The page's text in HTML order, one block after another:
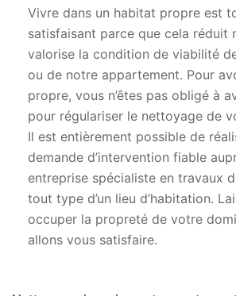
Vivre dans un habitat propre est
satisfaisant parce que cela réduit
valorise la condition de viabilité
ou de notre appartement. Pour
propre, vous n’êtes pas obligé à
pour régulariser le nettoyage de
Il est entièrement possible de
demande d’intervention fiable
entreprise spécialiste en travaux
tout type d’un lieu d’habitation.
occuper la propreté de votre
allons vous satisfaire.